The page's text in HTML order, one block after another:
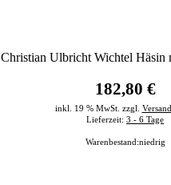
Christian Ulbricht Wichtel Häsin
182,80 €
inkl. 19 % MwSt. zzgl.
Lieferzeit: 3 - 6 Tage
Warenbestand:niedrig